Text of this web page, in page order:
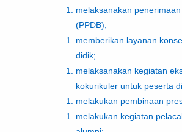
melaksanakan
(PPDB);
memberikan layanan
didik;
melaksanakan kegiatan
kokurikuler untuk peserta
melakukan pembinaan
melakukan kegiatan